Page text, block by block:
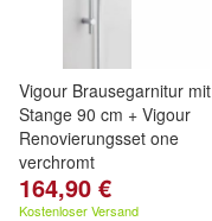
Vigour Brausegarnitur mit
Stange 90 cm + Vigour
Renovierungsset one
verchromt
164,90 €
Kostenloser Versand